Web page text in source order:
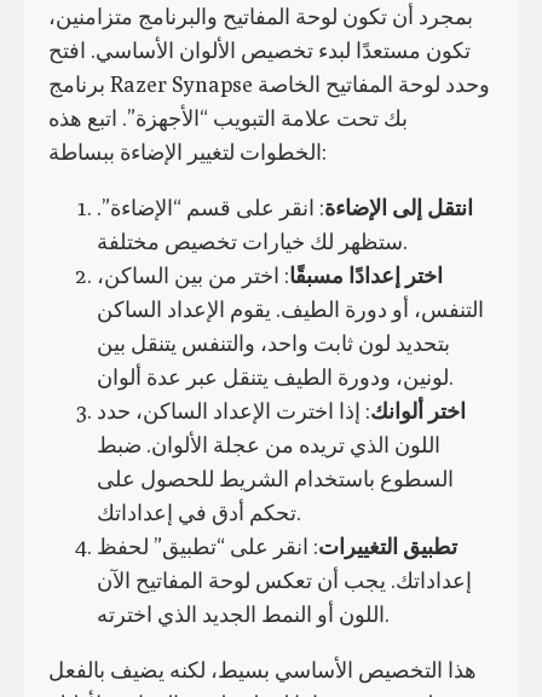
بمجرد أن تكون لوحة المفاتيح والبرنامج متزامنين،
تكون مستعدًا لبدء تخصيص الألوان الأساسي. افتح
برنامج Razer Synapse وحدد لوحة المفاتيح الخاصة
بك تحت علامة التبويب “الأجهزة”. اتبع هذه
الخطوات لتغيير الإضاءة ببساطة:
انتقل إلى الإضاءة: انقر على قسم “الإضاءة”.
ستظهر لك خيارات تخصيص مختلفة.
اختر إعدادًا مسبقًا: اختر من بين الساكن،
التنفس، أو دورة الطيف. يقوم الإعداد الساكن
بتحديد لون ثابت واحد، والتنفس يتنقل بين
لونين، ودورة الطيف يتنقل عبر عدة ألوان.
اختر ألوانك: إذا اخترت الإعداد الساكن، حدد
اللون الذي تريده من عجلة الألوان. ضبط
السطوع باستخدام الشريط للحصول على
تحكم أدق في إعداداتك.
تطبيق التغييرات: انقر على “تطبيق” لحفظ
إعداداتك. يجب أن تعكس لوحة المفاتيح الآن
اللون أو النمط الجديد الذي اخترته.
هذا التخصيص الأساسي بسيط، لكنه يضيف بالفعل